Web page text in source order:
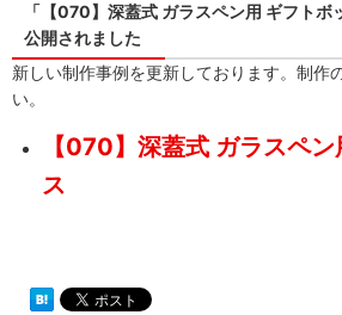
「【070】深蓋式 ガラスペン用 ギフトボ
公開されました
新しい制作事例を更新しております。制作
い。
【070】深蓋式 ガラスペ
ス